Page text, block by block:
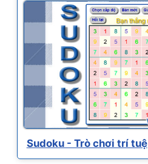
Sudoku - Trò chơi trí tuệ